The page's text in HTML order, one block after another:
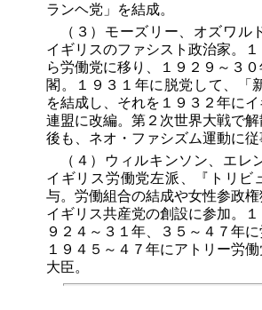
ランヘ党」を結成。
（３）モーズリー、オズワ
イギリスのファシスト政治家。
ら労働党に移り、１９２９～３
閣。１９３１年に脱党して、「
を結成し、それを１９３２年に
連盟に改編。第２次世界大戦で
後も、ネオ・ファシズム運動に従
（４）ウィルキンソン、エ
イギリス労働党左派、『トリビ
与。労働組合の結成や女性参政権
イギリス共産党の創設に参加。１
９２４～３１年、３５～４７年に
１９４５～４７年にアトリー労
大臣。